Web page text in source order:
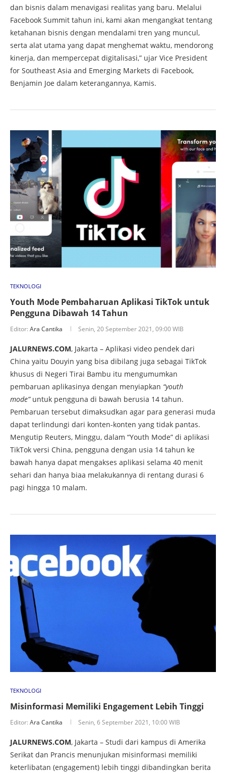
dan bisnis dalam menavigasi realitas yang baru. Melalui
Facebook Summit tahun ini, kami akan mengangkat tentang
ketahanan bisnis dengan mendalami tren yang muncul,
serta alat utama yang dapat menghemat waktu, mendorong
kinerja, dan mempercepat digitalisasi,” ujar Vice President
for Southeast Asia and Emerging Markets di Facebook,
Benjamin Joe dalam keterangannya, Kamis.
TEKNOLOGI
Youth Mode Pembaharuan Aplikasi TikTok untuk
Pengguna Dibawah 14 Tahun
Editor: Ara Cantika Senin, 20 September 2021, 09:00 WIB
JALURNEWS.COM, Jakarta – Aplikasi video pendek dari
China yaitu Douyin yang bisa dibilang juga sebagai TikTok
khusus di Negeri Tirai Bambu itu mengumumkan
pembaruan aplikasinya dengan menyiapkan “youth
mode” untuk pengguna di bawah berusia 14 tahun.
Pembaruan tersebut dimaksudkan agar para generasi muda
dapat terlindungi dari konten-konten yang tidak pantas.
Mengutip Reuters, Minggu, dalam “Youth Mode” di aplikasi
TikTok versi China, pengguna dengan usia 14 tahun ke
bawah hanya dapat mengakses aplikasi selama 40 menit
sehari dan hanya biaa melakukannya di rentang durasi 6
pagi hingga 10 malam.
TEKNOLOGI
Misinformasi Memiliki Engagement Lebih Tinggi
Editor: Ara Cantika Senin, 6 September 2021, 10:00 WIB
JALURNEWS.COM, Jakarta – Studi dari kampus di Amerika
Serikat dan Prancis menunjukan misinformasi memiliki
keterlibatan (engagement) lebih tinggi dibandingkan berita